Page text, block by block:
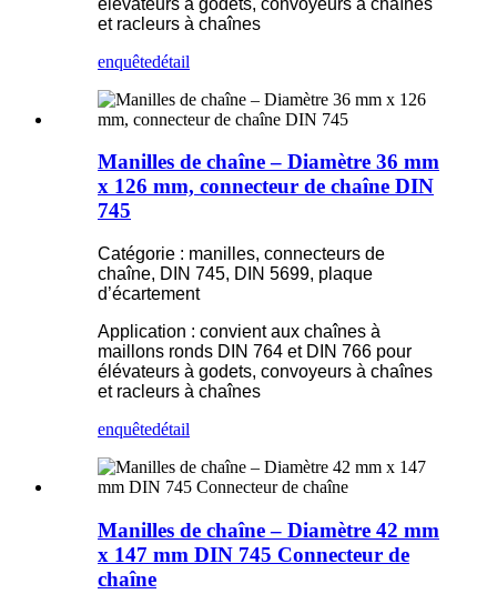
et racleurs à chaînes
enquêtedétail
Manilles de chaîne – Diamètre 36 mm
x 126 mm, connecteur de chaîne DIN
745
Catégorie : manilles, connecteurs de
chaîne, DIN 745, DIN 5699, plaque
d’écartement
Application : convient aux chaînes à
maillons ronds DIN 764 et DIN 766 pour
élévateurs à godets, convoyeurs à chaînes
et racleurs à chaînes
enquêtedétail
Manilles de chaîne – Diamètre 42 mm
x 147 mm DIN 745 Connecteur de
chaîne